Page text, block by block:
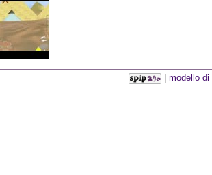
modello di